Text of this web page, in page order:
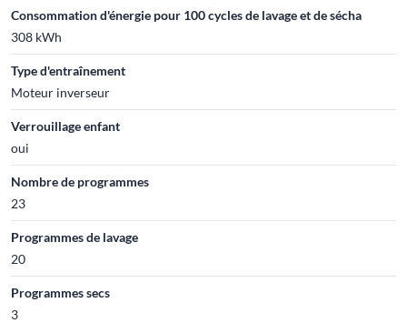
Consommation d'énergie pour 100 cycles de lavage et de sécha
308 kWh
Type d'entraînement
Moteur inverseur
Verrouillage enfant
oui
Nombre de programmes
23
Programmes de lavage
20
Programmes secs
3